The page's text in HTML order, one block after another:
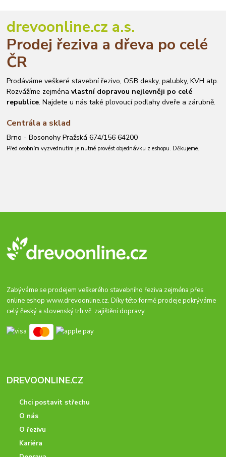
drevoonline.cz a.s.
Prodej řeziva a dřeva po celé
ČR
Prodáváme veškeré stavební řezivo, OSB desky, palubky, KVH atp.
Rozvážíme zejménavlastní dopravou nejlevněji po celé
republice. Najdete u nás také plovoucí podlahy dveře a zárubně.
Centrála a sklad
Brno - Bosonohy Pražská 674/156 64200
Před osobním vyzvednutím je nutné provést objednávku z eshopu. Děkujeme.
Zabýváme se prodejem veškerého stavebního řeziva zejména přes
online eshopwww.drevoonline.cz. Díky této formě prodeje pokrýváme
celý český a slovenský trh vč. zajištění dopravy.
DREVOONLINE.CZ
Chci postavit střechu
O nás
O řezivu
Kariéra